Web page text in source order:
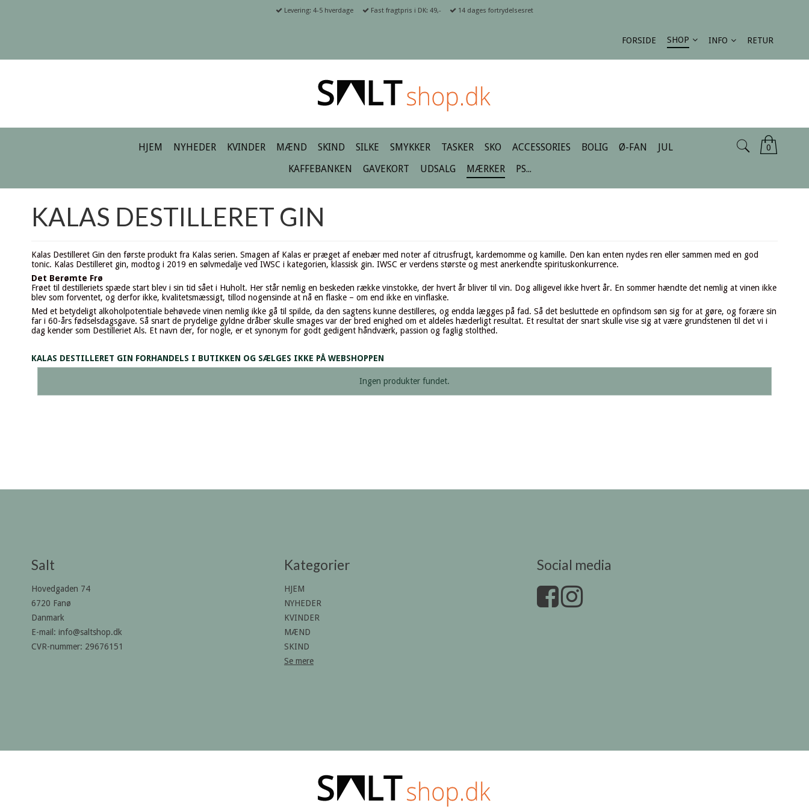
Levering: 4-5 hverdage Fast fragtpris i DK: 49,- 14 dages fortrydelsesret
FORSIDE SHOP INFO RETUR
0
HJEM NYHEDER KVINDER MÆND SKIND SILKE SMYKKER TASKER SKO ACCESSORIES BOLIG Ø-FAN
JUL
KAFFEBANKEN
GAVEKORT UDSALG MÆRKER PS...
KALAS DESTILLERET GIN
Kalas Destilleret Gin den første produkt fra Kalas serien. Smagen af Kalas er præget af enebær med noter af citrusfrugt, kardemomme og kamille. Den kan enten nydes ren eller sammen med en god
tonic. Kalas Destilleret gin, modtog i 2019 en sølvmedalje ved IWSC i kategorien, klassisk gin. IWSC er verdens største og mest anerkendte spirituskonkurrence.
Det Berømte Frø
Frøet til destilleriets spæde start blev i sin tid sået i Huholt. Her står nemlig en beskeden række vinstokke, der hvert år bliver til vin. Dog alligevel ikke hvert år. En sommer hændte det nemlig at vinen ikke
blev som forventet, og derfor ikke, kvalitetsmæssigt, tillod nogensinde at nå en flaske – om end ikke en vinflaske.
Med et betydeligt alkoholpotentiale behøvede vinen nemlig ikke gå til spilde, da den sagtens kunne destilleres, og endda lægges på fad. Så det besluttede en opfindsom søn sig for at gøre, og forære sin
far i 60-års fødselsdagsgave. Så snart de prydelige gyldne dråber skulle smages var der bred enighed om et aldeles hæderligt resultat. Et resultat der snart skulle vise sig at være grundstenen til det vi i
dag kender som Destilleriet Als. Et navn der, for nogle, er et synonym for godt gedigent håndværk, passion og faglig stolthed.
KALAS DESTILLERET GIN FORHANDELS I BUTIKKEN OG SÆLGES IKKE PÅ WEBSHOPPEN
Ingen produkter fundet.
Salt
Hovedgaden 74
6720 Fanø
Danmark
E-mail : info@saltshop.dk
CVR-nummer: 29676151
Kategorier
HJEM
NYHEDER
KVINDER
MÆND
SKIND
Se mere
Social media